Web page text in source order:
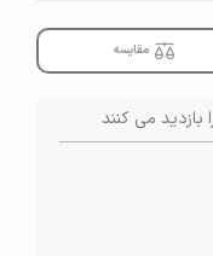
مقایسه
می کنند